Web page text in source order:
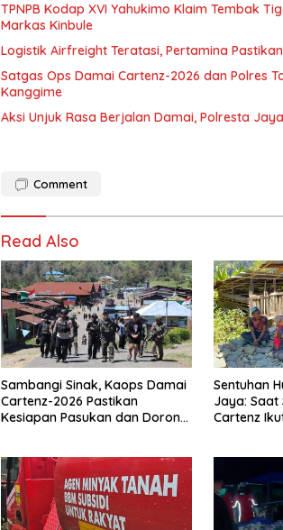
TPNPB Kodap XVI Yahukimo Klaim Tembak
Markas Kinbule
Logistik Airfreight Teratasi, Pertamina
Satgas Ops Damai Cartenz-2026 dan Polres
Kanggime
Aksi Unjuk Rasa Berjalan Damai, Polresta
Comment
Read Also
Sambangi Sinak, Kaops Damai
Cartenz-2026 Pastikan
Kesiapan Pasukan dan Dorong
Sentuhan
Jaya: Saat
Cartenz